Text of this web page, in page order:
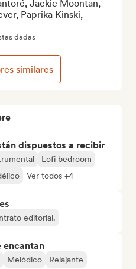
dispuestos a recibir
Lofi bedroom
Ver todos +4
editorial.
encantan
Melódico Relajante
Jackie Moontan,
Paprika Kinski,
dadas
similares